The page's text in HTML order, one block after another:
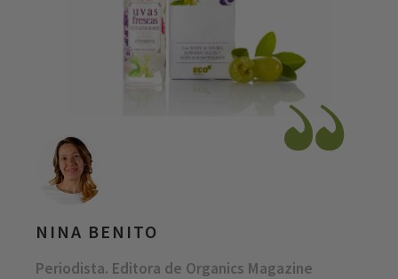
NINA BENITO
Periodista. Editora de Organics Magazine